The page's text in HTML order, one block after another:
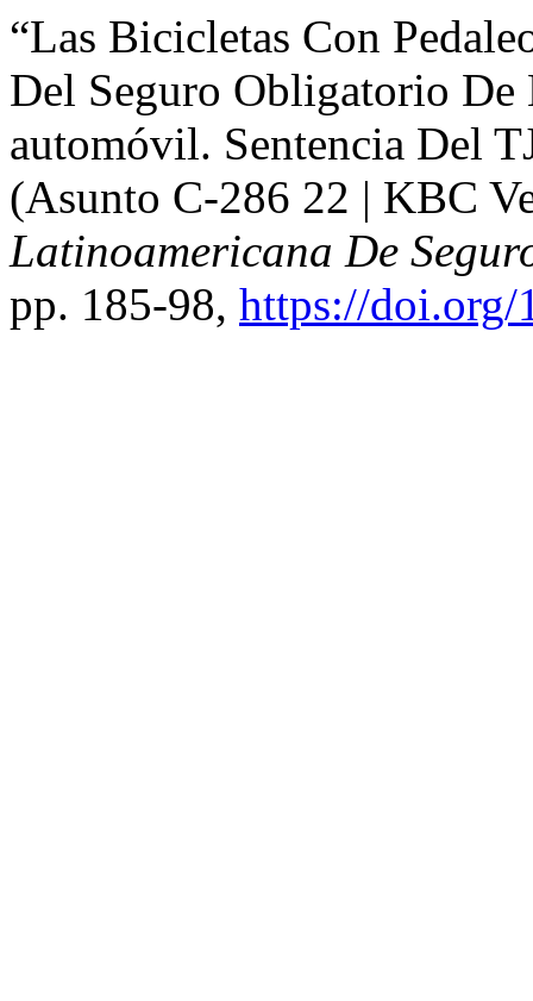
“Las Bicicletas Con
Del Seguro Obligatorio
automóvil. Sentencia Del
(Asunto C-286 22 | KBC
Latinoamericana De
pp. 185-98, https://doi.org/